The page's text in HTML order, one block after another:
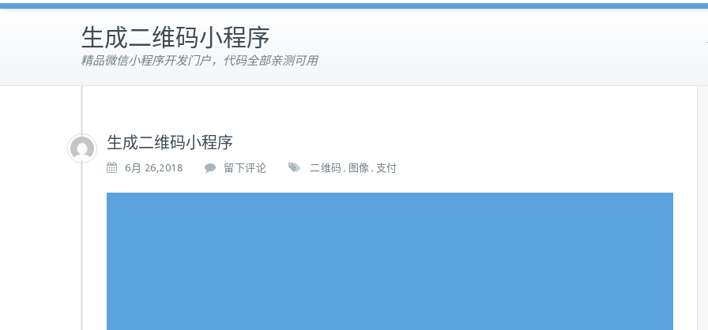
生成二维码小程序
精品微信小程序开发门户，代码全部亲测可用
生成二维码小程序
6月 26,2018 留下评论 二维码 , 图像 , 支付